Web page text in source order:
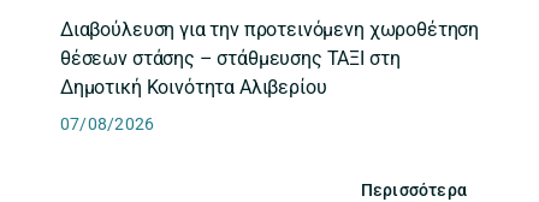
Διαβούλευση για την προτεινόμενη χωροθέτηση
θέσεων στάσης – στάθμευσης ΤΑΞΙ στη
Δημοτική Κοινότητα Αλιβερίου
07/08/2026
Περισσότερα